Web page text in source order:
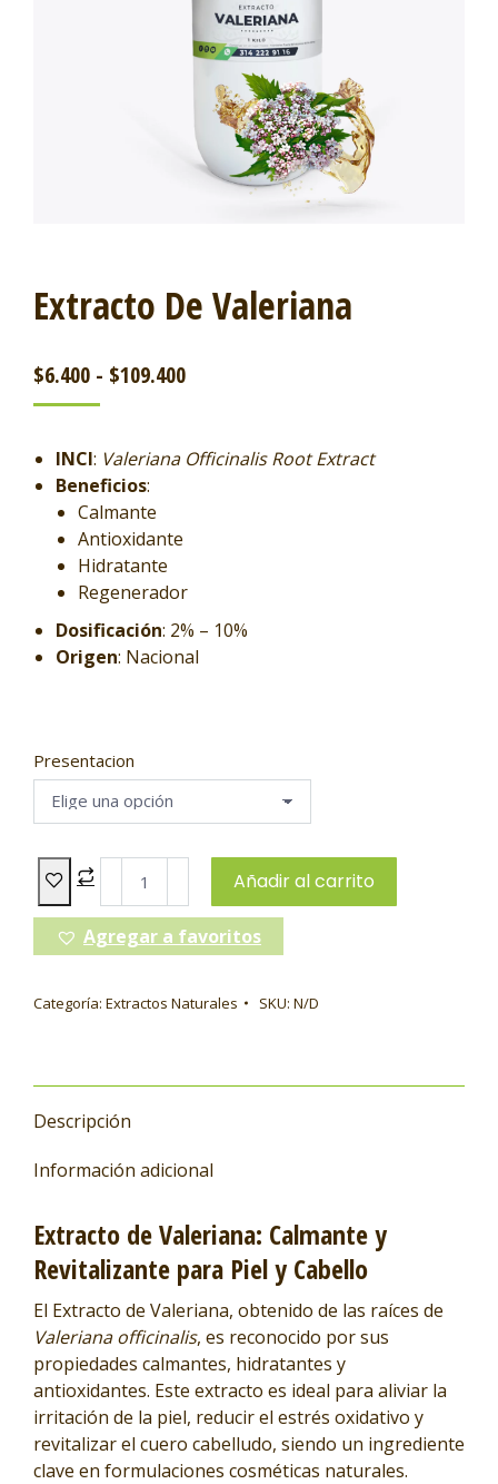
Extracto De Valeriana
$6.400 - $109.400
INCI: Valeriana Officinalis Root Extract
Beneficios:
Calmante
Antioxidante
Hidratante
Regenerador
Dosificación: 2% – 10%
Origen: Nacional
Presentacion
Añadir al carrito
Agregar a favoritos
Categoría: Extractos Naturales SKU: N/D
Descripción
Información adicional
Extracto de Valeriana: Calmante y
Revitalizante para Piel y Cabello
El Extracto de Valeriana, obtenido de las raíces de
Valeriana officinalis, es reconocido por sus
propiedades calmantes, hidratantes y
antioxidantes. Este extracto es ideal para aliviar la
irritación de la piel, reducir el estrés oxidativo y
revitalizar el cuero cabelludo, siendo un ingrediente
clave en formulaciones cosméticas naturales.